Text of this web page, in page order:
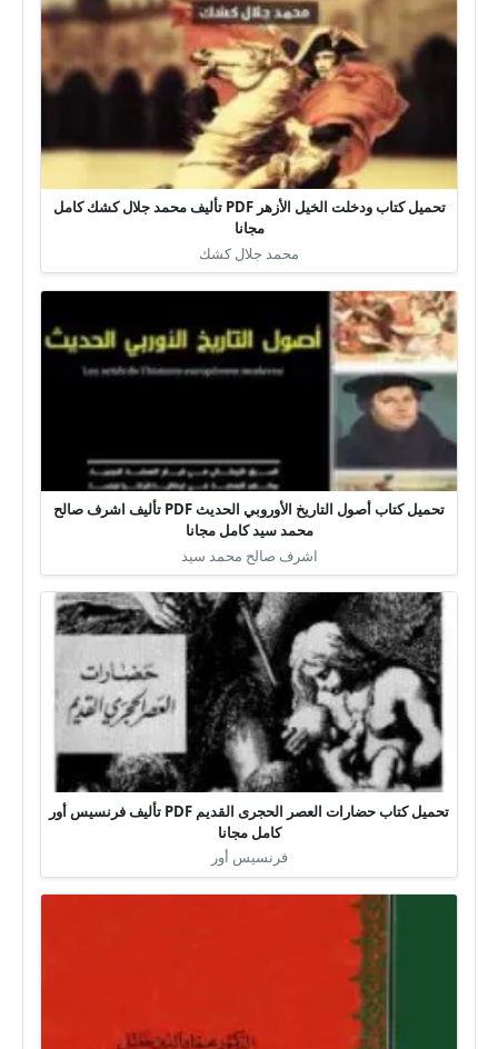
تحميل كتاب ودخلت الخيل الأزهر PDF تأليف محمد جلال كشك كامل
مجانا
محمد جلال كشك
تحميل كتاب أصول التاريخ الأوروبي الحديث PDF تأليف اشرف صالح
محمد سيد كامل مجانا
اشرف صالح محمد سيد
تحميل كتاب حضارات العصر الحجرى القديم PDF تأليف فرنسيس أور
كامل مجانا
فرنسيس أور